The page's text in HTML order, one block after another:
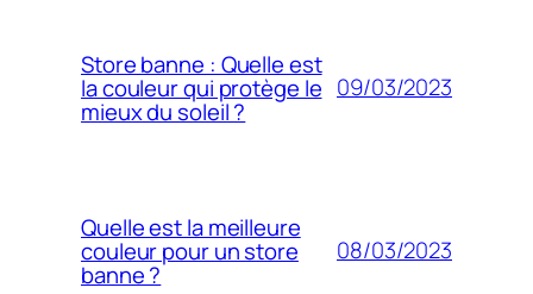
Store banne : Quelle est
la couleur qui protège le
mieux du soleil ?
09/03/2023
Quelle est la meilleure
couleur pour un store
banne ?
08/03/2023